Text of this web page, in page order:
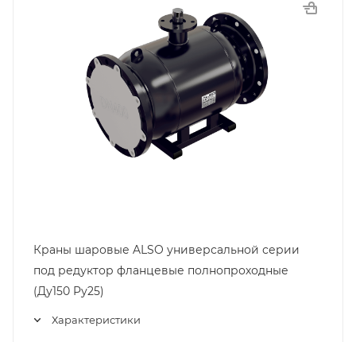
Краны шаровые ALSO универсальной серии
под редуктор фланцевые полнопроходные
(Ду150 Pу25)
Характеристики